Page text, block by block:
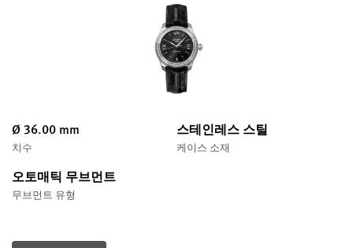
Ø 36.00 mm
치수
스테인레스 스틸
케이스 소재
오토매틱 무브먼트
무브먼트 유형